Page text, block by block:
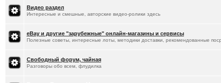
Видео раздел
Интересные и смешные, авторские видео-ролики здесь
eBay и другие "зарубежные" онлайн-магазины и сервисы
Полезные советы, интересные лоты, методики доставки, рекомендованные
Свободный форум, чайная
Разговоры обо всем, флудилка